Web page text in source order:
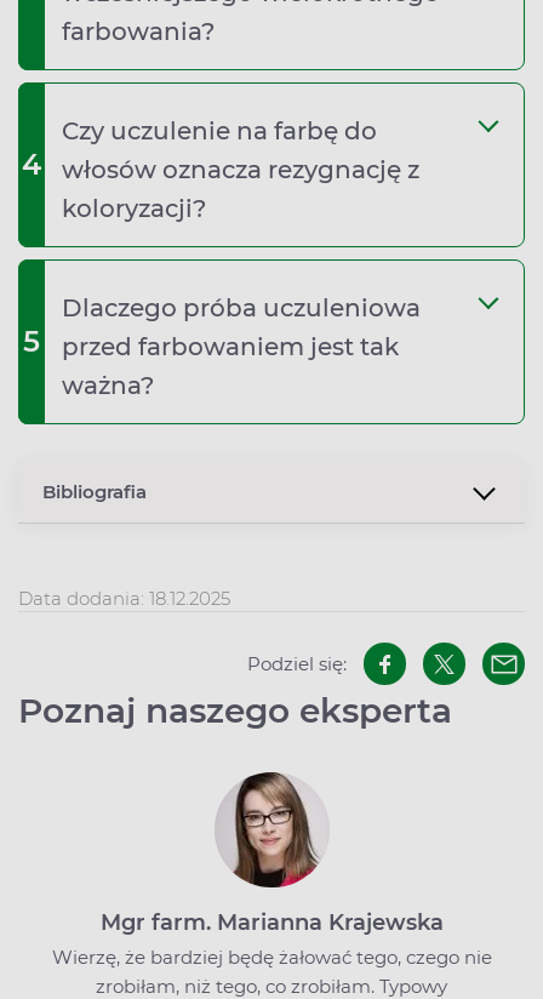
farbowania?
4
Czy uczulenie na farbę do
włosów oznacza rezygnację z
koloryzacji?
5
Dlaczego próba uczuleniowa
przed farbowaniem jest tak
ważna?
Bibliografia
Data dodania: 18.12.2025
Podziel się:
Poznaj naszego eksperta
Mgr farm. Marianna Krajewska
Wierzę, że bardziej będę żałować tego, czego nie
zrobiłam, niż tego, co zrobiłam. Typowy